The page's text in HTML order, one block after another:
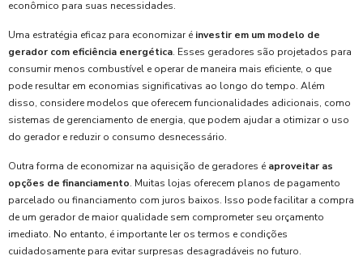
econômico para suas necessidades.
Uma estratégia eficaz para economizar é investir em um modelo de
gerador com eficiência energética. Esses geradores são projetados para
consumir menos combustível e operar de maneira mais eficiente, o que
pode resultar em economias significativas ao longo do tempo. Além
disso, considere modelos que oferecem funcionalidades adicionais, como
sistemas de gerenciamento de energia, que podem ajudar a otimizar o uso
do gerador e reduzir o consumo desnecessário.
Outra forma de economizar na aquisição de geradores é aproveitar as
opções de financiamento. Muitas lojas oferecem planos de pagamento
parcelado ou financiamento com juros baixos. Isso pode facilitar a compra
de um gerador de maior qualidade sem comprometer seu orçamento
imediato. No entanto, é importante ler os termos e condições
cuidadosamente para evitar surpresas desagradáveis no futuro.